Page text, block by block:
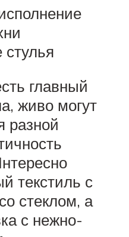
главный
живо могут
разной
текстиль с
стеклом, а
с нежно-